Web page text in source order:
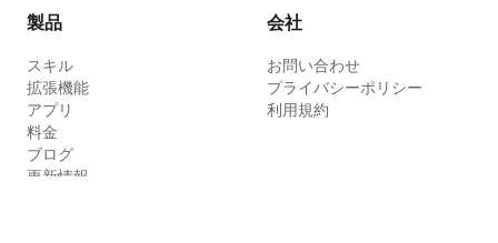
製品
スキル
拡張機能
アプリ
料金
ブログ
更新情報
会社
お問い合わせ
プライバシーポリシー
利用規約